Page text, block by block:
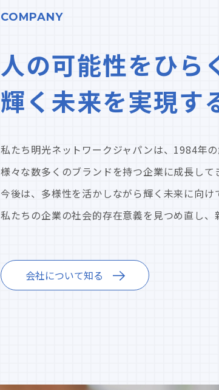
COMPANY
人の可能性をひら
輝く未来を実現す
私たち明光ネットワークジャパンは、1984年の
様々な数多くのブランドを持つ企業に成長して
今後は、多様性を活かしながら輝く未来に向け
私たちの企業の社会的存在意義を見つめ直し
会社について知る